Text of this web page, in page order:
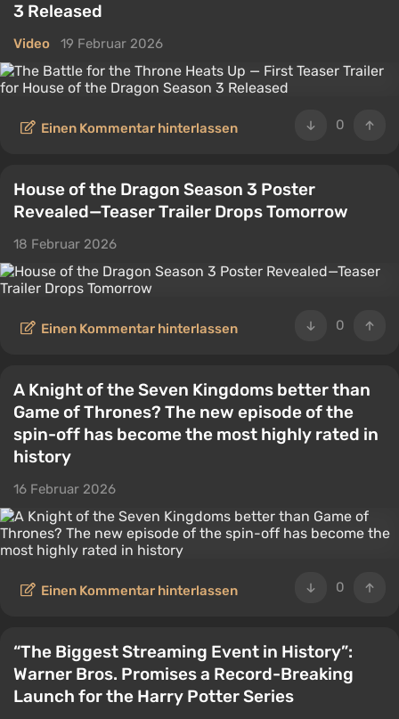
3 Released
Video 19 Februar 2026
0
Einen Kommentar hinterlassen
House of the Dragon Season 3 Poster
Revealed—Teaser Trailer Drops Tomorrow
18 Februar 2026
0
Einen Kommentar hinterlassen
A Knight of the Seven Kingdoms better than
Game of Thrones? The new episode of the
spin-off has become the most highly rated in
history
16 Februar 2026
0
Einen Kommentar hinterlassen
“The Biggest Streaming Event in History”:
Warner Bros. Promises a Record-Breaking
Launch for the Harry Potter Series